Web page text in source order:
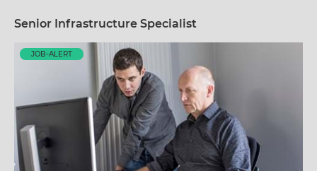
Senior Infrastructure Specialist
JOB-ALERT